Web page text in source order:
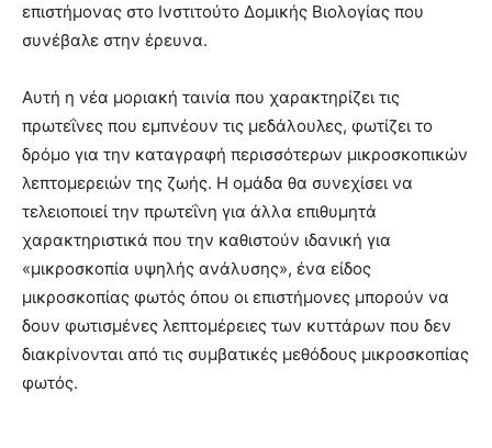
επιστήμονας στο Ινστιτούτο Δομικής Βιολογίας που
συνέβαλε στην έρευνα.
Αυτή η νέα μοριακή ταινία που χαρακτηρίζει τις
πρωτεΐνες που εμπνέουν τις μεδάλουλες, φωτίζει το
δρόμο για την καταγραφή περισσότερων μικροσκοπικών
λεπτομερειών της ζωής. Η ομάδα θα συνεχίσει να
τελειοποιεί την πρωτεΐνη για άλλα επιθυμητά
χαρακτηριστικά που την καθιστούν ιδανική για
«μικροσκοπία υψηλής ανάλυσης», ένα είδος
μικροσκοπίας φωτός όπου οι επιστήμονες μπορούν να
δουν φωτισμένες λεπτομέρειες των κυττάρων που δεν
διακρίνονται από τις συμβατικές μεθόδους μικροσκοπίας
φωτός.